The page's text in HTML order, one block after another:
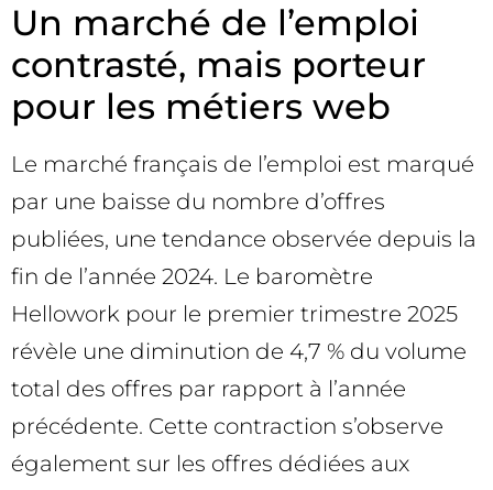
Un marché de l’emploi
contrasté, mais porteur
pour les métiers web
Le marché français de l’emploi est marqué
par une baisse du nombre d’offres
publiées, une tendance observée depuis la
fin de l’année 2024. Le baromètre
Hellowork pour le premier trimestre 2025
révèle une diminution de 4,7 % du volume
total des offres par rapport à l’année
précédente. Cette contraction s’observe
également sur les offres dédiées aux